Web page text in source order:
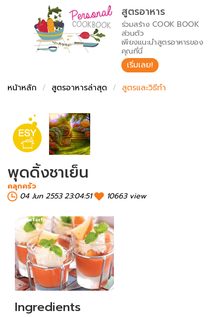
เปรียบเทียบหน่วยการตวง
เปรียบเทียบอุณหภูมิ
เปรียบเทียบน้ำหนักวัตถุดิบ
สร้าง Cookbook
สูตรอาหาร
ร่วมสร้าง COOK BOOK
ส่วนตัว
เพียงแนะนำสูตรอาหารของ
คุณที่นี่
เริ่มเลย!
หน้าหลัก
สูตรอาหารล่าสุด สูตรและวิธีทำ
พุดดิ้งชาเย็น
คลุกครัว
04 Jun 2553 23:04:51
10663 view
Ingredients